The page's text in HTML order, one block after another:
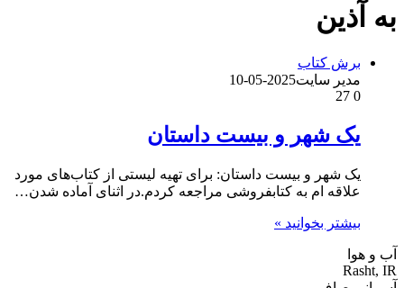
به آذین
برش کتاب
مدیر سایت2025-05-10
0
یک شهر و بیست داستان
یک شهر و بیست داستان: برای تهیه لیستی از کتاب‌های مورد
علاقه ام به کتابفروشی مراجعه کردم.در اثنای آماده شدن…
بیشتر بخوانید »
آب و هوا
Rasht, IR